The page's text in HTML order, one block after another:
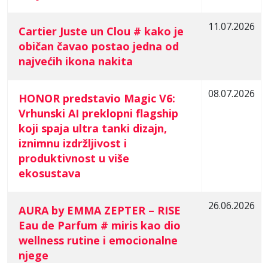
Cartier Juste un Clou # kako je
običan čavao postao jedna od
najvećih ikona nakita
11.07.2026
HONOR predstavio Magic V6:
Vrhunski AI preklopni flagship
koji spaja ultra tanki dizajn,
iznimnu izdržljivost i
produktivnost u više
ekosustava
08.07.2026
AURA by EMMA ZEPTER – RISE
Eau de Parfum # miris kao dio
wellness rutine i emocionalne
njege
26.06.2026